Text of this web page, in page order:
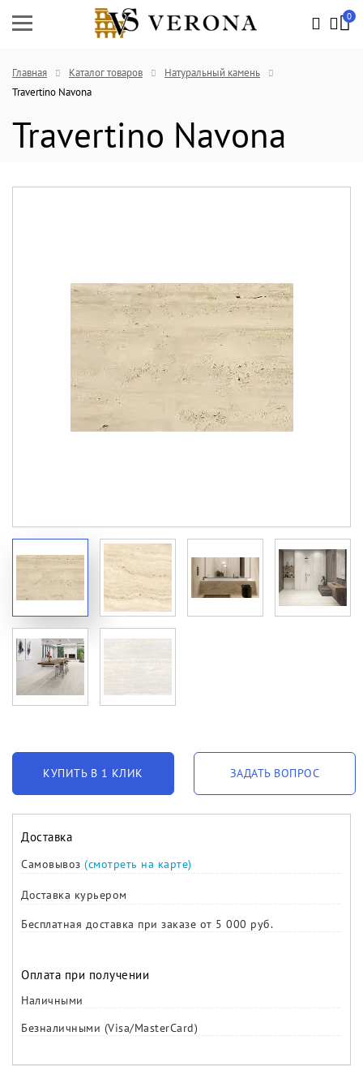
0
Главная Каталог товаров
Натуральный камень
Travertino Navona
Travertino Navona
КУПИТЬ В 1 КЛИК ЗАДАТЬ ВОПРОС
Доставка
Самовывоз (смотреть на карте)
Доставка курьером
Бесплатная доставка при заказе от 5 000 руб.
Оплата при получении
Наличными
Безналичными (Visa/MasterCard)